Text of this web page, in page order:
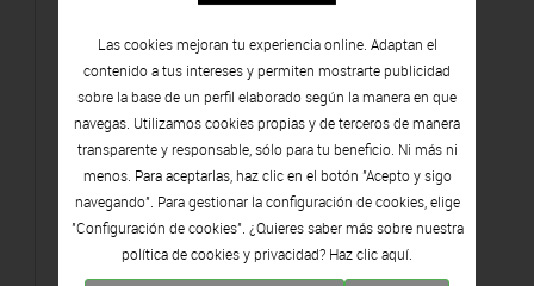
Las cookies mejoran tu experiencia online. Adaptan el
contenido a tus intereses y permiten mostrarte publicidad
sobre la base de un perfil elaborado según la manera en que
navegas. Utilizamos cookies propias y de terceros de manera
transparente y responsable, sólo para tu beneficio. Ni más ni
menos. Para aceptarlas, haz clic en el botón "Acepto y sigo
navegando". Para gestionar la configuración de cookies, elige
"Configuración de cookies". ¿Quieres saber más sobre nuestra
política de cookies y privacidad? Haz clicaquí.